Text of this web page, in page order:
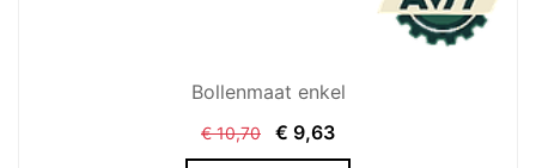
Bollenmaat enkel
€10,70 € 9,63